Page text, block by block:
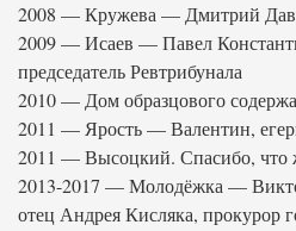
2008 — Кружева — Дмитрий
2009 — Исаев — Павел
председатель Ревтрибунала
2010 — Дом образцового
2011 — Ярость — Валентин,
2011 — Высоцкий. Спасибо,
2013-2017 — Молодёжка —
отец Андрея Кисляка, прокурор